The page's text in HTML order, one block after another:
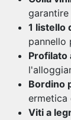
1 listello
pannello
Profilato
Bordino
ermetica
Viti a